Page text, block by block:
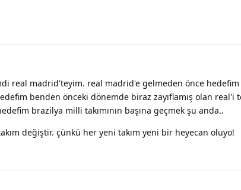
real madrid'teyim. real madrid'e gelmeden önce
benden önceki dönemde biraz zayıflamış olan real'i
brazilya milli takımının başına geçmek şu anda..
değiştir. çünkü her yeni takım yeni bir heyecan oluyo!